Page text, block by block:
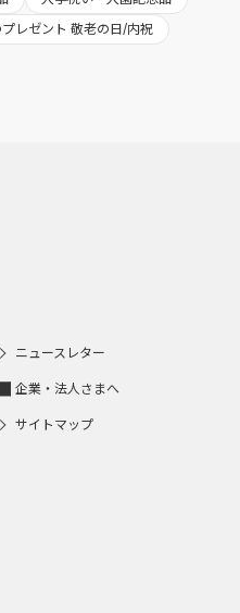
レゼント 敬老の日/内祝
ニュースレター
企業・法人さまへ
サイトマップ